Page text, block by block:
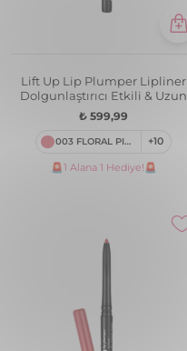
Lift Up Lip Plumper Lipliner
Dolgunlaştırıcı Etkili & Uzun
Süre Kalıcı Dudak Kalemi
₺ 599,99
003 FLORAL PINK +10
🚨1 Alana 1 Hediye!🚨